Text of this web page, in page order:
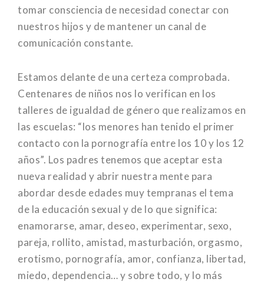
tomar consciencia de necesidad conectar con
nuestros hijos y de mantener un canal de
comunicación constante.
Estamos delante de una certeza comprobada.
Centenares de niños nos lo verifican en los
talleres de igualdad de género que realizamos en
las escuelas: “los menores han tenido el primer
contacto con la pornografía entre los 10 y los 12
años”. Los padres tenemos que aceptar esta
nueva realidad y abrir nuestra mente para
abordar desde edades muy tempranas el tema
de la educación sexual y de lo que significa:
enamorarse, amar, deseo, experimentar, sexo,
pareja, rollito, amistad, masturbación, orgasmo,
erotismo, pornografía, amor, confianza, libertad,
miedo, dependencia… y sobre todo, y lo más